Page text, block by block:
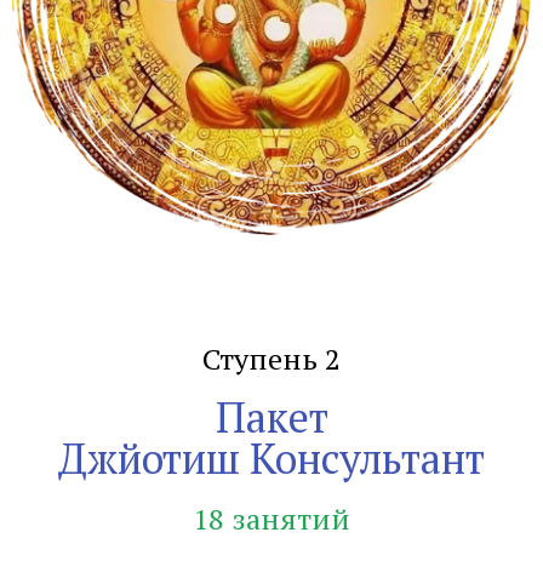
Ступень 2
Пакет
Джйотиш Консультант
18 занятий